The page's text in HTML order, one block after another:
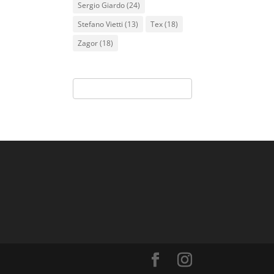
Sergio Giardo(24)
Stefano Vietti (13) Tex(18)
Zagor(18)